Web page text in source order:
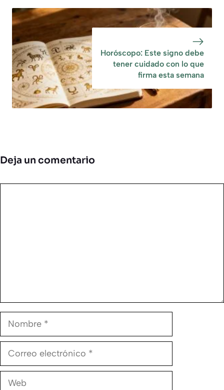
Horóscopo: Este signo debe
tener cuidado con lo que
firma esta semana
Deja un comentario
Nombre
Correo
Web